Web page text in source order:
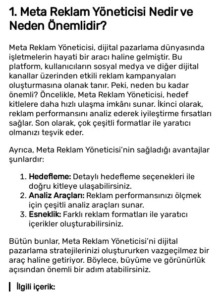
1. Meta Reklam Yöneticisi Nedir ve
Neden Önemlidir?
Meta Reklam Yöneticisi, dijital pazarlama dünyasında
işletmelerin hayati bir aracı haline gelmiştir. Bu
platform, kullanıcıların sosyal medya ve diğer dijital
kanallar üzerinden etkili reklam kampanyaları
oluşturmasına olanak tanır. Peki, neden bu kadar
önemli? Öncelikle, Meta Reklam Yöneticisi, hedef
kitlelere daha hızlı ulaşma imkânı sunar. İkinci olarak,
reklam performansını analiz ederek iyileştirme fırsatları
sağlar. Son olarak, çok çeşitli formatlar ile yaratıcı
olmanızı teşvik eder.
Ayrıca, Meta Reklam Yöneticisi’nin sağladığı avantajlar
şunlardır:
Hedefleme: Detaylı hedefleme seçenekleri ile
doğru kitleye ulaşabilirsiniz.
Analiz Araçları: Reklam performansınızı ölçmek
için çeşitli analiz araçları sunar.
Esneklik: Farklı reklam formatları ile yaratıcı
içerikler oluşturabilirsiniz.
Bütün bunlar, Meta Reklam Yöneticisi’ni dijital
pazarlama stratejilerinizi oluştururken vazgeçilmez bir
araç haline getiriyor. Böylece, büyüme ve görünürlük
açısından önemli bir adım atabilirsiniz.
İlgili içerik: